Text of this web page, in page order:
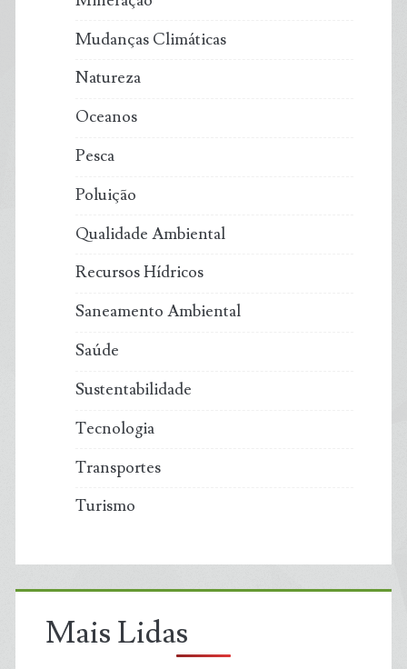
Mudanças Climáticas
Natureza
Oceanos
Pesca
Poluição
Qualidade Ambiental
Recursos Hídricos
Saneamento Ambiental
Saúde
Sustentabilidade
Tecnologia
Transportes
Turismo
Mais Lidas